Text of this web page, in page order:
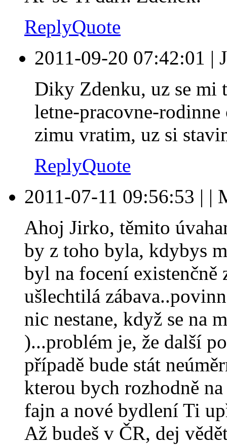
ReplyQuote
2011-09-20 07:42:01 |
Diky Zdenku, uz se mi
letne-pracovne-rodinne
zimu vratim, uz si
ReplyQuote
2011-07-11 09:56:53 | |
Ahoj Jirko, těmito
by z toho byla, kdybys
byl na focení existenčně
ušlechtilá
nic nestane, když se na
)...problém je, že další
případě bude stát
kterou bych rozhodně
fajn a nové bydlení Ti
Až budeš v ČR, dej